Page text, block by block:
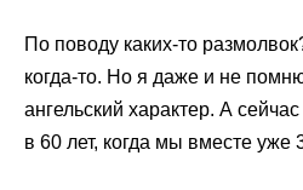
По поводу каких-то
когда-то. Но я даже и не
ангельский характер. А
в 60 лет, когда мы вместе уже